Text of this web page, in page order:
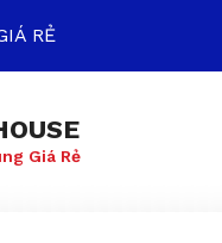
RẺ
Giá Rẻ